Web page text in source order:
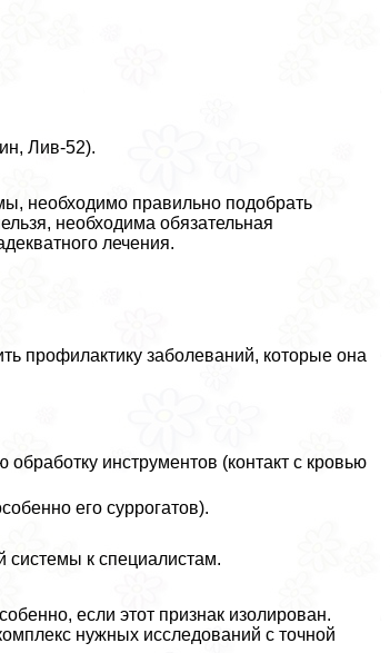
Лив-52).
необходимо правильно подобрать
необходима обязательная
лечения.
профилактику заболеваний, которые она
инструментов (контакт с кровью
его суррогатов).
системы к специалистам.
если этот признак изолирован.
нужных исследований с точной